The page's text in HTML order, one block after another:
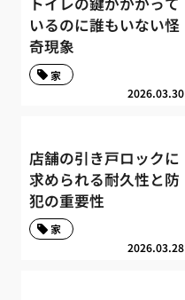
いるのに誰もいない怪
奇現象
2026.03.30
家
店舗の引き戸ロックに
求められる耐久性と防
犯の重要性
2026.03.28
家